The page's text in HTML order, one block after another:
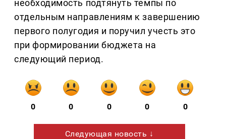
необходимость подтянуть темпы по
отдельным направлениям к завершению
первого полугодия и поручил учесть это
при формировании бюджета на
следующий период.
0 0 0 0 0
Следующая новость ↓